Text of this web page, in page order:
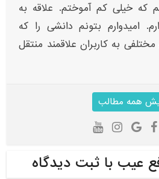
که خیلی کم آموختم. علاقه به
امیدوارم بتونم دانشی را که
به کاربران علاقمند منتقل
همه مطالب
عیب با ثبت دیدگاه